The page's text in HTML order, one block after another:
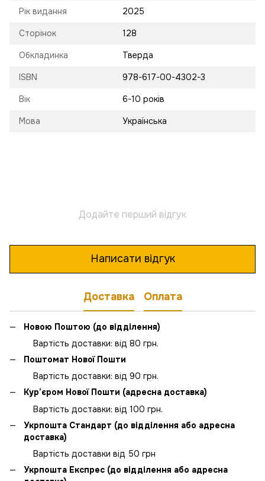
Рік видання 2025
Сторінок 128
Обкладинка Тверда
ISBN 978-617-00-4302-3
Вік 6-10 років
Мова Українська
Додайте перший відгук
Написати відгук
Доставка Оплата
Новою Поштою (до відділення)
Вартість доставки: від 80 грн.
Поштомат Нової Пошти
Вартість доставки: від 90 грн.
Кур’єром Нової Пошти (адресна доставка)
Вартість доставки: від 100 грн.
Укрпошта Стандарт (до відділення або адресна
доставка)
Вартість доставки від 50 грн
Укрпошта Експрес (до відділення або адресна